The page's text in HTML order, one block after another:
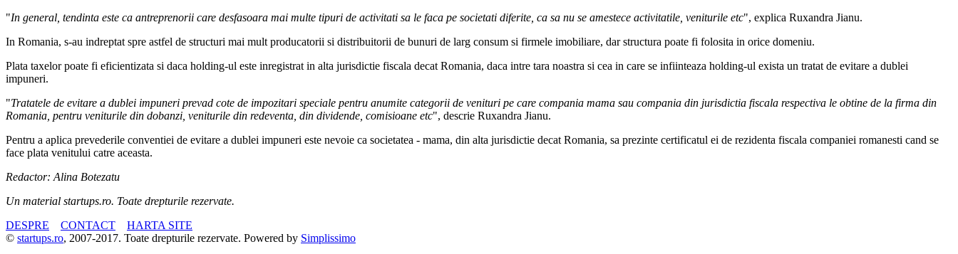
"In general, tendinta este ca antreprenorii care desfasoara mai multe tipuri de activitati sa le faca pe societati diferite, ca sa nu se amestece activitatile, veniturile etc", explica Ruxandra Jianu.
In Romania, s-au indreptat spre astfel de structuri mai mult producatorii si distribuitorii de bunuri de larg consum si firmele imobiliare, dar structura poate fi folosita in orice domeniu.
Plata taxelor poate fi eficientizata si daca holding-ul este inregistrat in alta jurisdictie fiscala decat Romania, daca intre tara noastra si cea in care se infiinteaza holding-ul exista un tratat de evitare a dublei
impuneri.
"Tratatele de evitare a dublei impuneri prevad cote de impozitari speciale pentru anumite categorii de venituri pe care compania mama sau compania din jurisdictia fiscala respectiva le obtine de la firma din
Romania, pentru veniturile din dobanzi, veniturile din redeventa, din dividende, comisioane etc", descrie Ruxandra Jianu.
Pentru a aplica prevederile conventiei de evitare a dublei impuneri este nevoie ca societatea - mama, din alta jurisdictie decat Romania, sa prezinte certificatul ei de rezidenta fiscala companiei romanesti cand se
face plata venitului catre aceasta.
Redactor: Alina Botezatu
Un material startups.ro. Toate drepturile rezervate.
DESPRE
CONTACT
HARTA SITE
© startups.ro, 2007-2017. Toate drepturile rezervate. Powered by Simplissimo